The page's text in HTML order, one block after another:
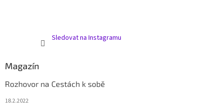
Sledovat na Instagramu
Magazín
Rozhovor na Cestách k sobě
18.2.2022